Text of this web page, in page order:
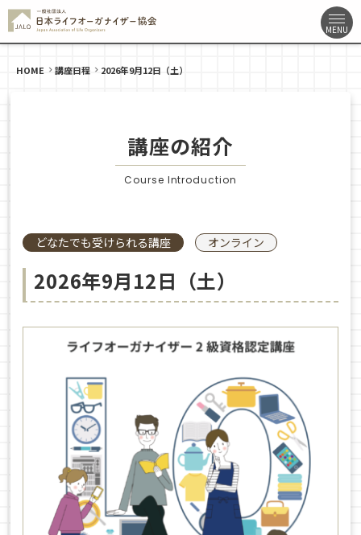
HOME 講座日程 2026年9月12日（土）
講座の紹介
Course Introduction
どなたでも受けられる講座 オンライン
2026年9月12日（土）